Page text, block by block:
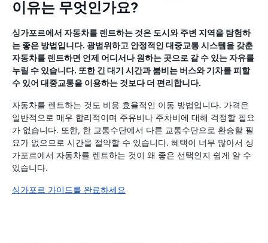
이유는 무엇인가요?
싱가포르에서 자동차를 렌트하는 것은 도시와 주변 지역을 탐험하
는 좋은 방법입니다. 광범위하고 안정적인 대중교통 시스템을 갖춘
자동차를 렌트하면 언제 어디서나 원하는 곳으로 갈 수 있는 자유를
누릴 수 있습니다. 또한 긴 대기 시간과 붐비는 버스와 기차를 피할
수 있어 대중교통을 이용하는 것보다 더 편리합니다.
자동차를 렌트하는 것도 비용 효율적인 이동 방법입니다. 가격은
일반적으로 매우 합리적이며 주유비나 주차비에 대해 걱정할 필요
가 없습니다. 또한, 한 교통수단에서 다른 교통수단으로 환승할 필
요가 없으므로 시간을 절약할 수 있습니다. 혜택이 너무 많아서 싱
가포르에서 자동차를 렌트하는 것이 왜 좋은 선택인지 쉽게 알 수
있습니다.
싱가포르 가이드를 완료하세요